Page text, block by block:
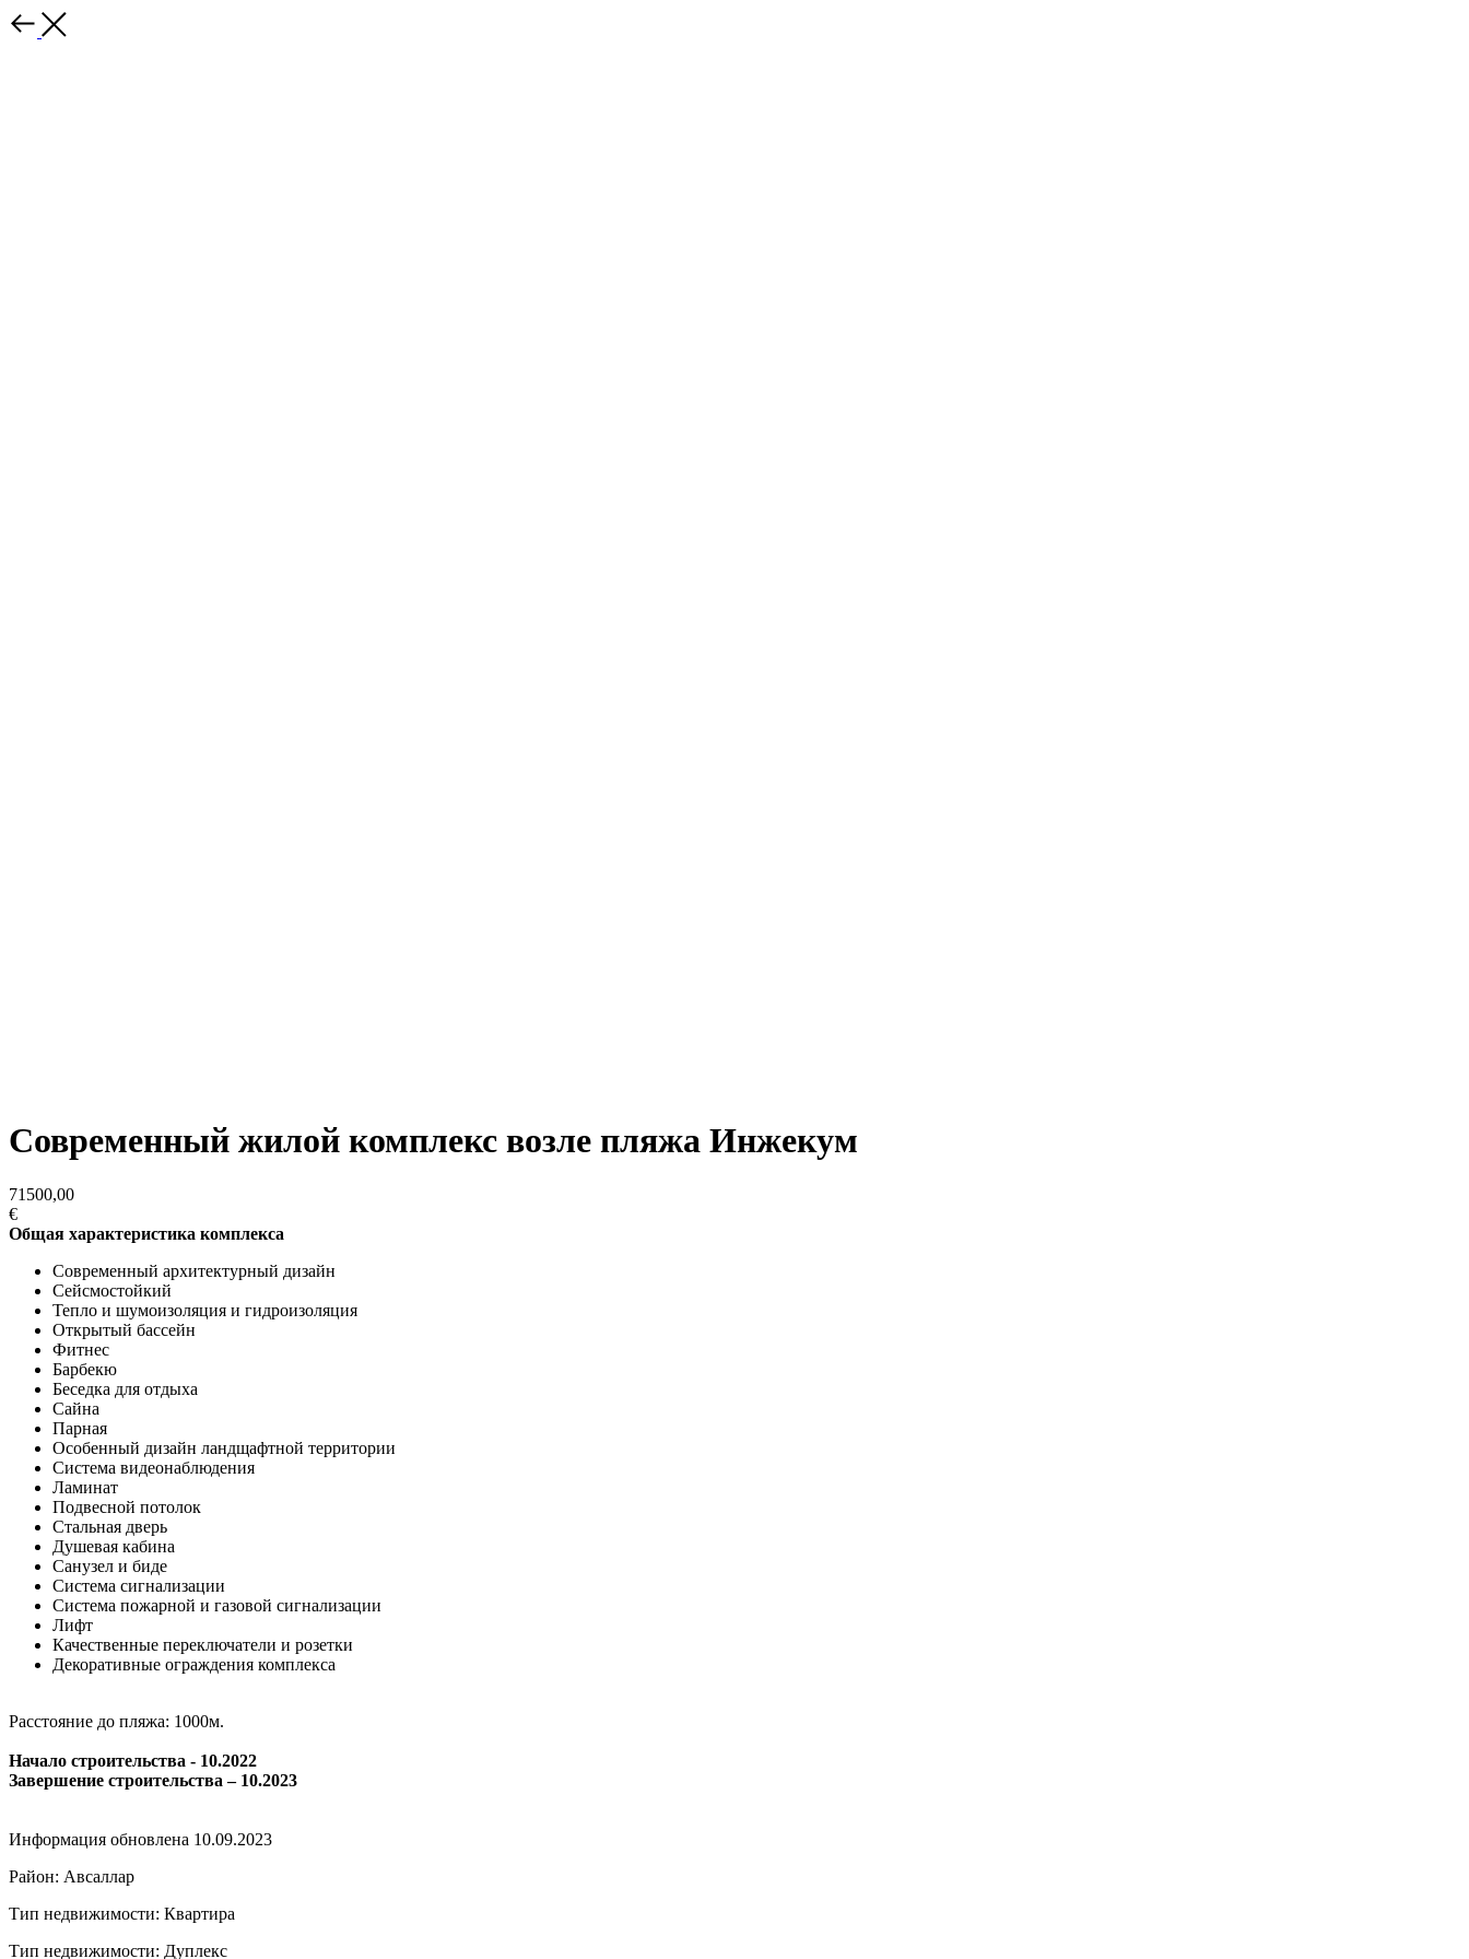
Современный жилой комплекс возле пляжа Инжекум
71500,00
€
Общая характеристика комплекса
Современный архитектурный дизайн
Сейсмостойкий
Тепло и шумоизоляция и гидроизоляция
Открытый бассейн
Фитнес
Барбекю
Беседка для отдыха
Сайна
Парная
Особенный дизайн ландщафтной территории
Система видеонаблюдения
Ламинат
Подвесной потолок
Стальная дверь
Душевая кабина
Санузел и биде
Система сигнализации
Система пожарной и газовой сигнализации
Лифт
Качественные переключатели и розетки
Декоративные ограждения комплекса
Расстояние до пляжа: 1000м.
Начало строительства - 10.2022
Завершение строительства – 10.2023
Информация обновлена 10.09.2023
Район: Авсаллар
Тип недвижимости: Квартира
Тип недвижимости: Дуплекс